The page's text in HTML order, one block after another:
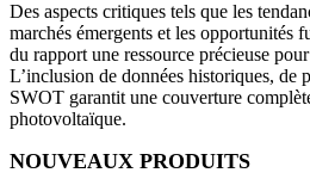
Des aspects critiques tels que les
marchés émergents et les opportunités
du rapport une ressource précieuse
L’inclusion de données historiques, de
SWOT garantit une couverture
photovoltaïque.
NOUVEAUX PRODUITS